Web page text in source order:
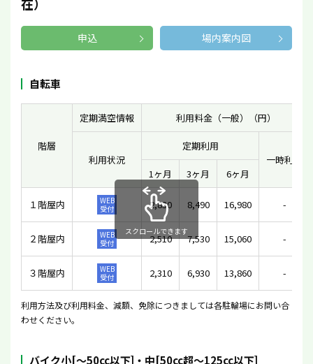
申込 場内案内図
自転車
階層
定期満空情報 利用料金（一般）（円）
利用状況
定期利用
一時利用
1ヶ月
3ヶ月 6ヶ月
１階屋内
WEB
受付
2,830 8,490 16,980 -
２階屋内
WEB
受付
2,510 7,530 15,060 -
３階屋内
WEB
受付
2,310 6,930 13,860 -
スクロールできます
利用方法及び利用料金、減額、免除につきましては各駐輪場にお問い合
わせください。
バイク小[〜50cc以下]・中[50cc超〜125cc以下]